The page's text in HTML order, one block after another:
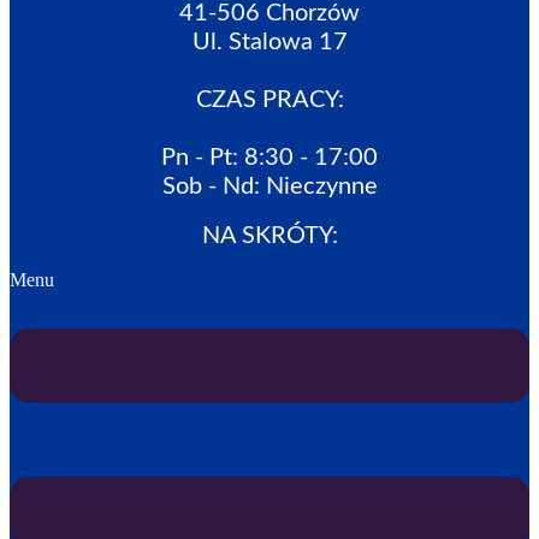
41-506 Chorzów
Ul. Stalowa 17
CZAS PRACY:
Pn - Pt: 8:30 - 17:00
Sob - Nd: Nieczynne
NA SKRÓTY:
Menu